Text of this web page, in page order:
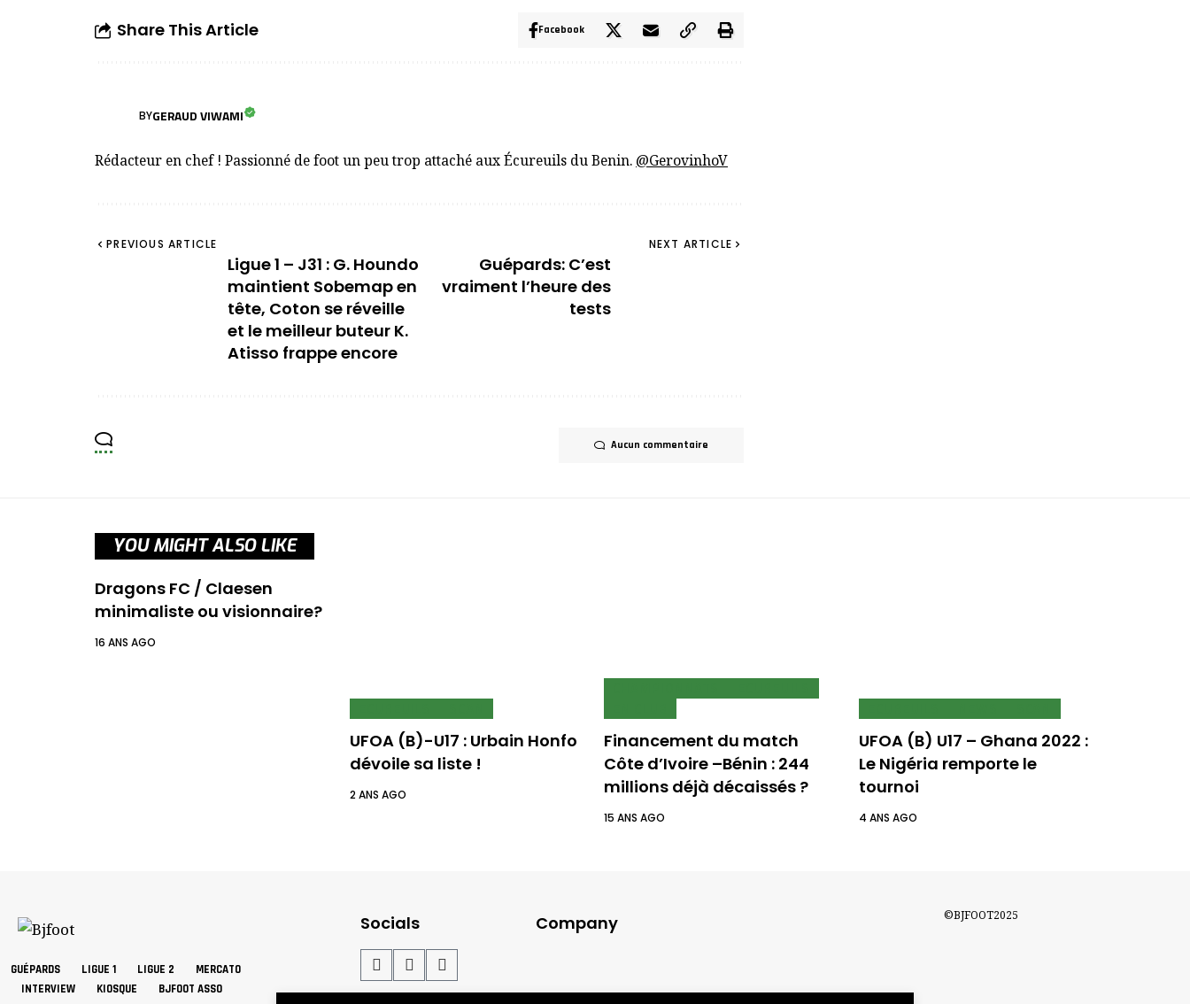
Share This Article Facebook
BYGERAUD VIWAMI
Rédacteur en chef ! Passionné de foot un peu trop attaché aux Écureuils du Benin. @GerovinhoV
PREVIOUS ARTICLE
Ligue 1 – J31 : G. Houndo
maintient Sobemap en
tête, Coton se réveille
et le meilleur buteur K.
Atisso frappe encore
NEXT ARTICLE
Guépards: C’est
vraiment l’heure des
tests
Aucun commentaire
YOU MIGHT ALSO LIKE
Dragons FC / Claesen
minimaliste ou visionnaire?
16 ANS AGO
UFOA (B)-U17 : Urbain Honfo
dévoile sa liste !
2 ANS AGO
Financement du match
Côte d’Ivoire –Bénin : 244
millions déjà décaissés ?
15 ANS AGO
UFOA (B) U17 – Ghana 2022 :
Le Nigéria remporte le
tournoi
4 ANS AGO
GUÉPARDS LIGUE 1 LIGUE 2
MERCATO
INTERVIEW
KIOSQUE BJFOOT ASSO
Socials Company ©BJFOOT2025